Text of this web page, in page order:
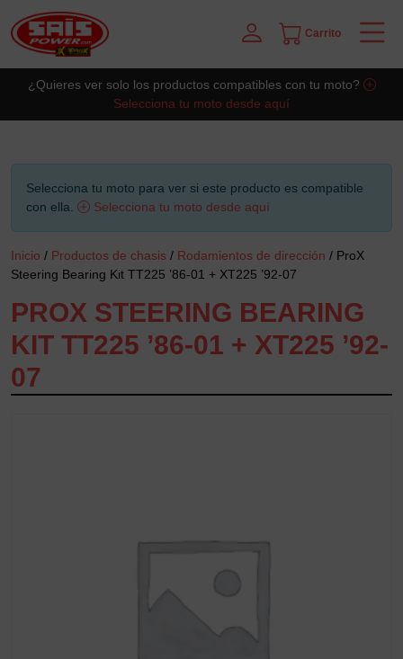
Carrito
¿Quieres ver solo los productos compatibles con tu moto?
Selecciona tu moto desde aquí
Selecciona tu moto para ver si este producto es compatible
con ella.
Selecciona tu moto desde aquí
Inicio / Productos de chasis / Rodamientos de dirección / ProX
Steering Bearing Kit TT225 ’86-01 + XT225 ’92-07
PROX STEERING BEARING
KIT TT225 ’86-01 + XT225 ’92-
07